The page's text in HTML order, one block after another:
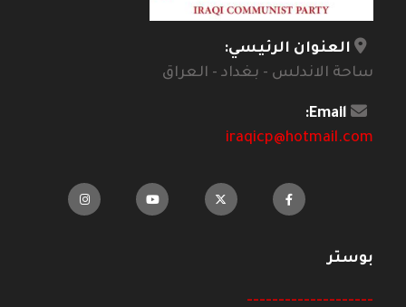
العنوان الرئيسي:
ساحة الاندلس - بغداد - العراق
Email:
iraqicp@hotmail.com
بوستر
--------------------